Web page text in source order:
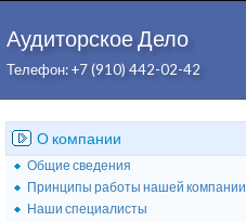
Аудиторское Дело
Телефон: +7 (910) 442-02-42
О компании
Общие сведения
Принципы работы нашей компании
Наши специалисты